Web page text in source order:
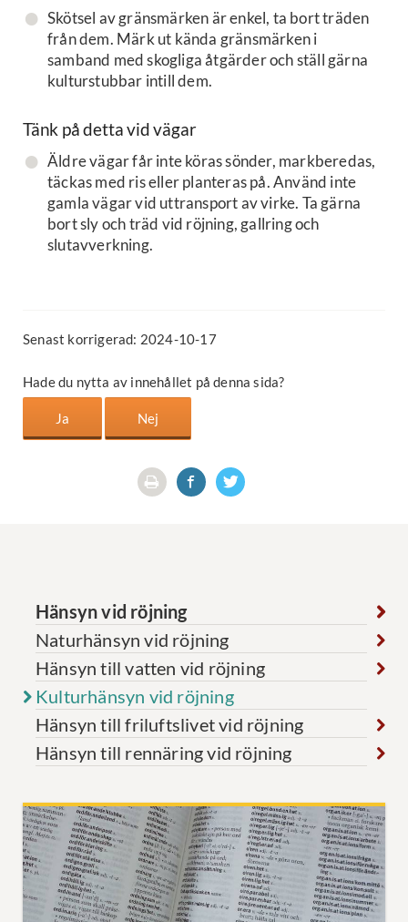
Skötsel av gränsmärken är enkel, ta bort träden
från dem. Märk ut kända gränsmärken i
samband med skogliga åtgärder och ställ gärna
kulturstubbar intill dem.
Tänk på detta vid vägar
Äldre vägar får inte köras sönder, markberedas,
täckas med ris eller planteras på. Använd inte
gamla vägar vid uttransport av virke. Ta gärna
bort sly och träd vid röjning, gallring och
slutavverkning.
Senast korrigerad: 2024-10-17
Hade du nytta av innehållet på denna sida?
Hänsyn vid röjning
Naturhänsyn vid röjning
Hänsyn till vatten vid röjning
Kulturhänsyn vid röjning
Hänsyn till friluftslivet vid röjning
Hänsyn till rennäring vid röjning